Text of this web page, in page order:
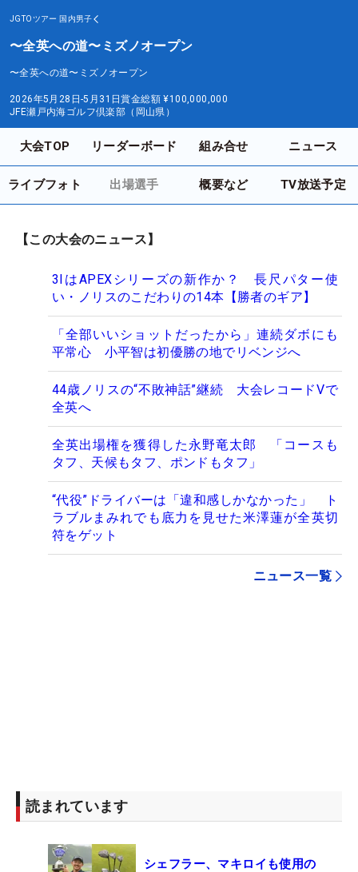
JGTOツアー 国内男子
〜全英への道〜ミズノオープン
〜全英への道〜ミズノオープン
2026年5月28日-5月31日賞金総額 ¥100,000,000
JFE瀬戸内海ゴルフ倶楽部（岡山県）
大会TOP リーダーボード 組み合せ ニュース
ライブフォト 出場選手 概要など TV放送予定
【この大会のニュース】
3IはAPEXシリーズの新作か？ 長尺パター使
い・ノリスのこだわりの14本【勝者のギア】
「全部いいショットだったから」連続ダボにも
平常心 小平智は初優勝の地でリベンジへ
44歳ノリスの“不敗神話”継続 大会レコードVで
全英へ
全英出場権を獲得した永野竜太郎 「コースも
タフ、天候もタフ、ポンドもタフ」
“代役”ドライバーは「違和感しかなかった」 ト
ラブルまみれでも底力を見せた米澤蓮が全英切
符をゲット
ニュース一覧
読まれています
シェフラー、マキロイも使用の